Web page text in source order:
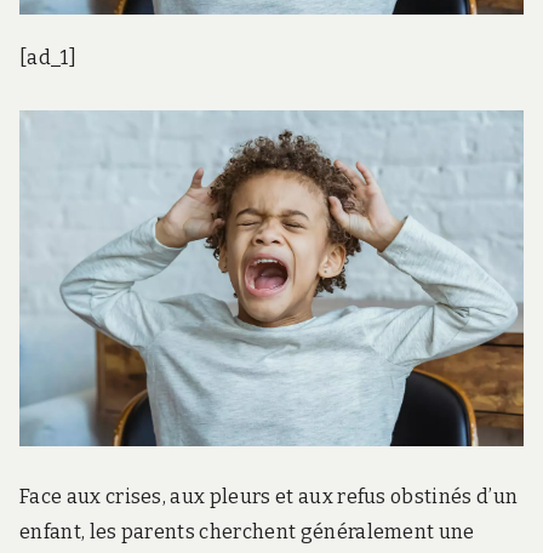
[ad_1]
Face aux crises, aux pleurs et aux refus obstinés d’un
enfant, les parents cherchent généralement une